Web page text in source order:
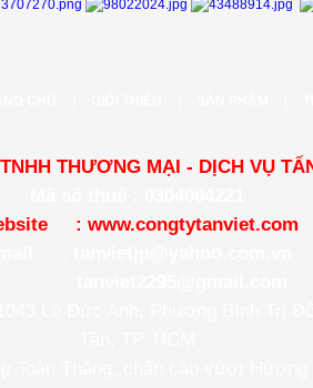
THƯƠNG MẠI - DỊCH VỤ
: www.congtytanviet.com